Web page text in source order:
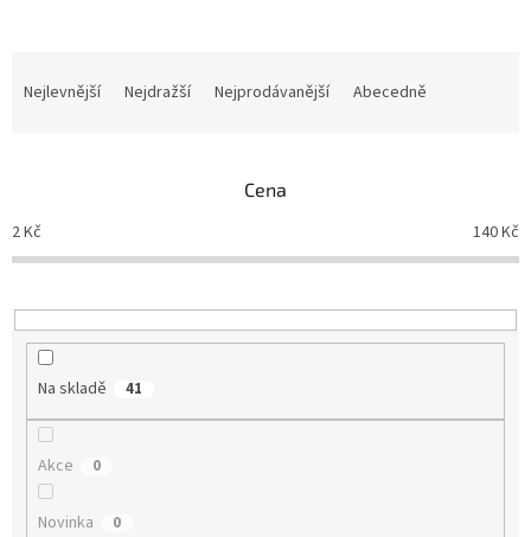
p
r
o
u
Nejlevnější Nejdražší Nejprodávanější Abecedně
Cena
2Kč 140Kč
Na skladě 41
Akce 0
Novinka 0